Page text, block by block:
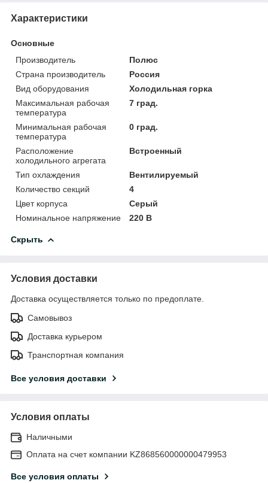
Характеристики
Основные
Производитель
Полюс
Страна производитель
Россия
Вид оборудования
Холодильная горка
Максимальная рабочая
температура
7 град.
Минимальная рабочая
температура
0 град.
Расположение
холодильного агрегата
Встроенный
Тип охлаждения
Вентилируемый
Количество секций
4
Цвет корпуса
Серый
Номинальное напряжение
220 В
Скрыть
Условия доставки
Доставка осуществляется только по предоплате.
Самовывоз
Доставка курьером
Транспортная компания
Все условия доставки
Условия оплаты
Наличными
Оплата на счет компании KZ868560000000479953
Все условия оплаты